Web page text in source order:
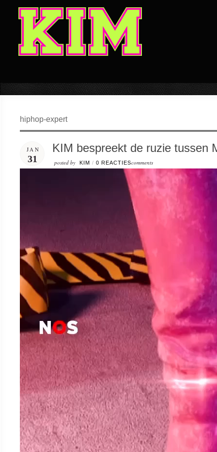
hiphop-expert
JAN
31
KIM bespreekt de ruzie tussen
posted by KIM / 0 REACTIEScomments